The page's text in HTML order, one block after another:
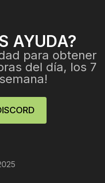
AYUDA?
para obtener
del día, los 7